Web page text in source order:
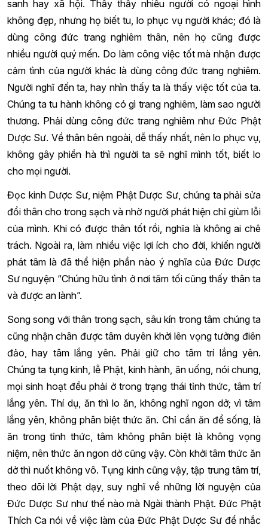
sanh hay xã hội. Thầy thấy nhiều người có ngoại hình
không đẹp, nhưng họ biết tu, lo phục vụ người khác; đó là
dùng công đức trang nghiêm thân, nên họ cũng được
nhiều người quý mến. Do làm công việc tốt mà nhận được
cảm tình của người khác là dùng công đức trang nghiêm.
Người nghĩ đến ta, hay nhìn thấy ta là thấy việc tốt của ta.
Chúng ta tu hành không có gì trang nghiêm, làm sao người
thương. Phải dùng công đức trang nghiêm như Đức Phật
Dược Sư. Về thân bên ngoài, dễ thấy nhất, nên lo phục vụ,
không gây phiền hà thì người ta sẽ nghĩ mình tốt, biết lo
cho mọi người.
Đọc kinh Dược Sư, niệm Phật Dược Sư, chúng ta phải sửa
đổi thân cho trong sạch và nhờ người phát hiện chỉ giùm lỗi
của mình. Khi có được thân tốt rồi, nghĩa là không ai chê
trách. Ngoài ra, làm nhiều việc lợi ích cho đời, khiến người
phát tâm là đã thể hiện phần nào ý nghĩa của Đức Dược
Sư nguyện “Chúng hữu tình ở nơi tăm tối cũng thấy thân ta
và được an lành”.
Song song với thân trong sạch, sâu kín trong tâm chúng ta
cũng nhận chân được tâm duyên khởi lên vọng tưởng điên
đảo, hay tâm lắng yên. Phải giữ cho tâm trí lắng yên.
Chúng ta tụng kinh, lễ Phật, kinh hành, ăn uống, nói chung,
mọi sinh hoạt đều phải ở trong trạng thái tỉnh thức, tâm trí
lắng yên. Thí dụ, ăn thì lo ăn, không nghĩ ngon dở; vì tâm
lắng yên, không phân biệt thức ăn. Chỉ cần ăn để sống, là
ăn trong tỉnh thức, tâm không phân biệt là không vọng
niệm, nên thức ăn ngon dở cũng vậy. Còn khởi tâm thức ăn
dở thì nuốt không vô. Tụng kinh cũng vậy, tập trung tâm trí,
theo dõi lời Phật dạy, suy nghĩ về những lời nguyện của
Đức Dược Sư như thế nào mà Ngài thành Phật. Đức Phật
Thích Ca nói về việc làm của Đức Phật Dược Sư để nhắc